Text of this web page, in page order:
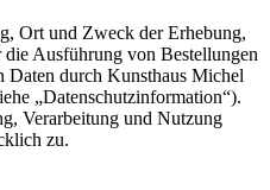
Ort und Zweck der Erhebung,
Ausführung von Bestellungen
Daten durch Kunsthaus Michel
„Datenschutzinformation“).
Verarbeitung und Nutzung
zu.